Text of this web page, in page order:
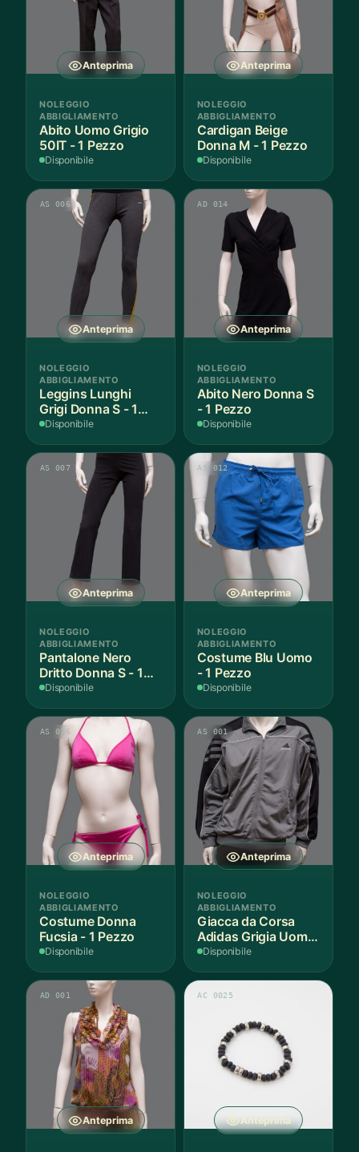
Anteprima
NOLEGGIO
ABBIGLIAMENTO
Abito Uomo Grigio
50IT - 1 Pezzo
Disponibile
Anteprima
NOLEGGIO
ABBIGLIAMENTO
Cardigan Beige
Donna M - 1 Pezzo
Disponibile
Anteprima
AS 006
NOLEGGIO
ABBIGLIAMENTO
Leggins Lunghi
Grigi Donna S - 1
Paio
Disponibile
Anteprima
AD 014
NOLEGGIO
ABBIGLIAMENTO
Abito Nero Donna S
- 1 Pezzo
Disponibile
Anteprima
AS 007
NOLEGGIO
ABBIGLIAMENTO
Pantalone Nero
Dritto Donna S - 1
Paio
Disponibile
Anteprima
AS 012
NOLEGGIO
ABBIGLIAMENTO
Costume Blu Uomo
- 1 Pezzo
Disponibile
Anteprima
AS 016
NOLEGGIO
ABBIGLIAMENTO
Costume Donna
Fucsia - 1 Pezzo
Disponibile
Anteprima
AS 001
NOLEGGIO
ABBIGLIAMENTO
Giacca da Corsa
Adidas Grigia Uomo
L IT - 1 Pezzo
Disponibile
Anteprima
AD 001
Anteprima
AC 0025